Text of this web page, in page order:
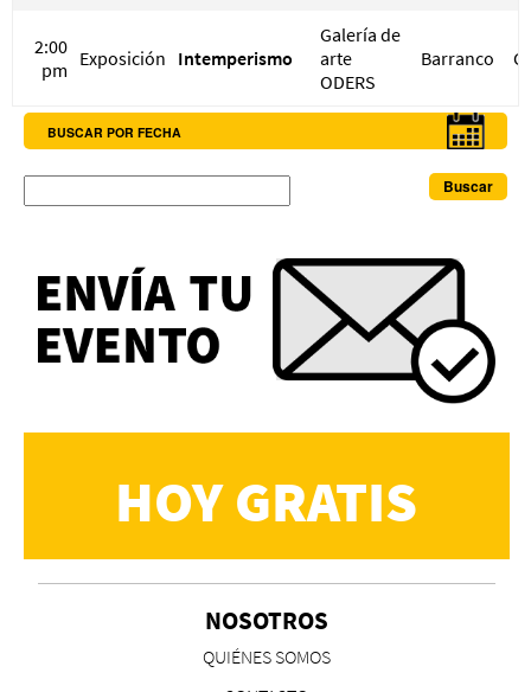
2:00
pm Exposición Intemperismo
Galería de
arte
ODERS
Barranco
BUSCAR POR FECHA
HOY GRATIS
NOSOTROS
QUIÉNES SOMOS